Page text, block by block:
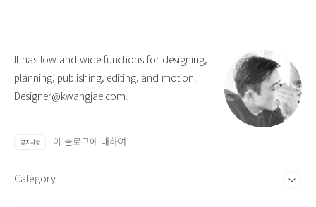
It has low and wide functions for designing,
planning, publishing, editing, and motion.
Designer@kwangjae.com.
공지사항 이 블로그에 대하여
Category